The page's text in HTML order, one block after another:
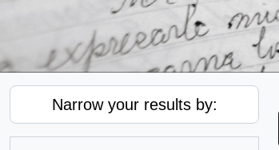
Narrow your results by: